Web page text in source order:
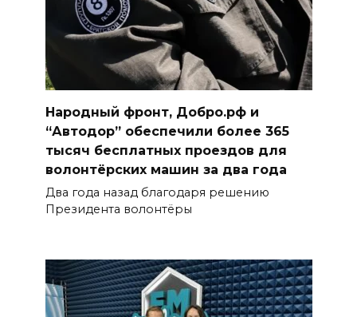
Народный фронт, Добро.рф и
“Автодор” обеспечили более 365
тысяч бесплатных проездов для
волонтёрских машин за два года
Два года назад благодаря решению
Президента волонтёры